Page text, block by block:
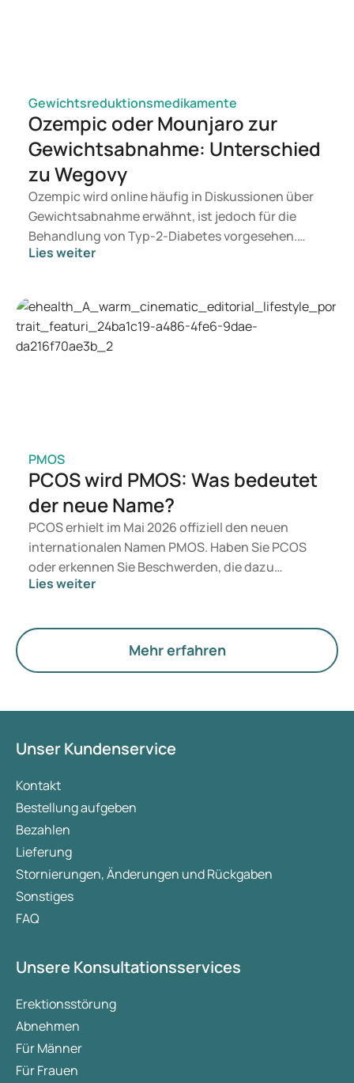
Gewichtsreduktionsmedikamente
Ozempic oder Mounjaro zur
Gewichtsabnahme: Unterschied
zu Wegovy
Ozempic wird online häufig in Diskussionen über
Gewichtsabnahme erwähnt, ist jedoch für die
Behandlung von Typ-2-Diabetes vorgesehen.
Suchen Sie eine Therapie zur Gewichtskontrolle,
geeignet ist, entscheidet ein Arzt auf Grundlage
Ihrer Gesundheit, Ihres BMI und Ihres
Medikamentenkonsums.
Lies weiter
PMOS
PCOS wird PMOS: Was bedeutet
der neue Name?
PCOS erhielt im Mai 2026 offiziell den neuen
internationalen Namen PMOS. Haben Sie PCOS
oder erkennen Sie Beschwerden, die dazu
passen? Medizinisch ändert sich zunächst nichts.
Hormone, den Stoffwechsel und die Funktion der
Lies weiter
Mehr erfahren
Unser Kundenservice
Kontakt
Bestellung aufgeben
Bezahlen
Lieferung
Stornierungen, Änderungen und Rückgaben
Sonstiges
FAQ
Unsere Konsultationsservices
Erektionsstörung
Abnehmen
Für Männer
Für Frauen